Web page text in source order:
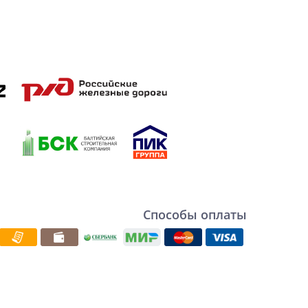
Способы оплаты